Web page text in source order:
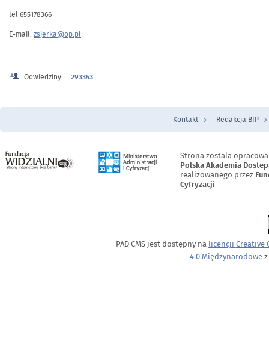
tel 655178366
E-mail: zsjerka@op.pl
Odwiedziny: 293353
Menu Stopka
Kontakt Redakcja BIP
Strona zostala
Polska Akademia
realizowanego przez
Cyfryzacji
PAD CMS jest dostępny na licencji Creative
4.0 Międzynarodowez